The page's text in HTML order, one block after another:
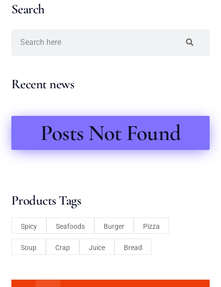
Search
Recent news
Posts Not Found
Products Tags
Spicy Seafoods Burger Pizza
Soup Crap Juice Bread